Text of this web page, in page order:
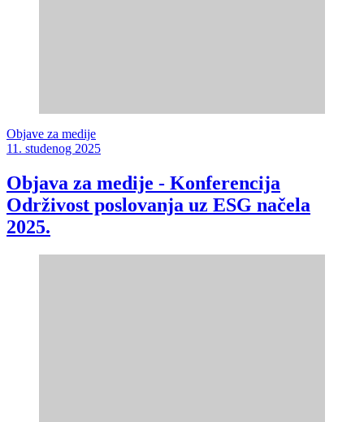
Objave za medije
11. studenog 2025
Objava za medije - Konferencija
Održivost poslovanja uz ESG načela
2025.